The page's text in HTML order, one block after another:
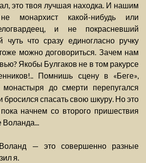
это твоя лучшая находка. И нашим
какой-нибудь или
и не покрасневший
чуть что сразу единогласно ручку
можно договориться. Зачем нам
Якобы Булгаков не в том ракурсе
Помнишь сцену в «Беге»,
монастыря до смерти перепугался
бросился спасать свою шкуру. Но это
начнем со второго пришествия
Воланда...
— это совершенно разные
я.